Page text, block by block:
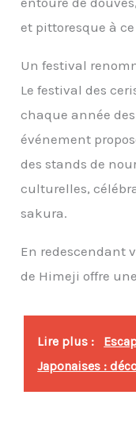
et pittoresque à
Un festival
Le festival des
chaque année
événement
des stands de
culturelles,
sakura.
En redescendant
de Himeji offre
Lire plus :
Japonaises :